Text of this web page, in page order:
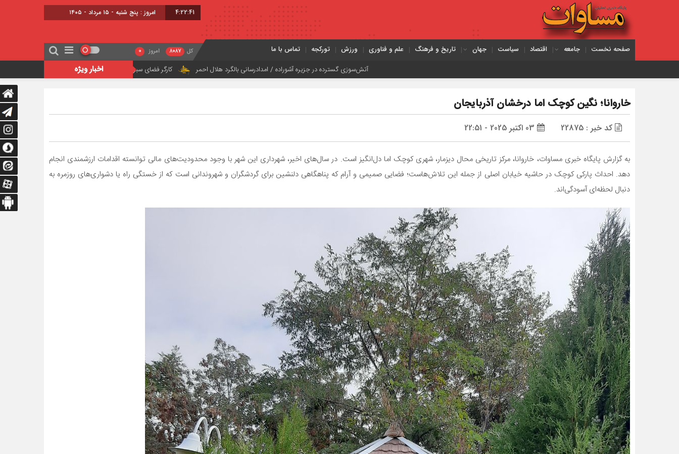
4:22:43 برابر با : 22 - صفر - 1448
صفحه نخست جامعه اقتصاد سیاست جهان تاریخ و فرهنگ علم و فناوری ورزش تورکجه تماس با ما کل 8087 امروز 0
اخبار ویژه آتش‌سوزی گسترده در جزیره آشوراده / امدادرسانی بالگرد هلال احمر کارگر فضای سبز شهرداری تبریز حین انجام وظیفه جان باخت یک فرد مشکوک مسلح در زمین گلف دونالد ترامپ
خاروانا؛ نگین کوچک اما درخشان آذربایجان
کد خبر : 22875
به گزارش پایگاه خبری مساوات، خاروانا، مرکز تاریخی محال دیزمار، شهری کوچک اما دل‌انگیز است. در سال‌های اخیر، شهرداری این شهر با وجود محدودیت‌های مالی توانسته اقدامات ارزشمندی انجام
دهد. احداث پارکی کوچک در حاشیه خیابان اصلی از جمله این تلاش‌هاست؛ فضایی صمیمی و آرام که پناهگاهی دلنشین برای گردشگران و شهروندانی است که از خستگی راه یا دشواری‌های روزمره به
دنبال لحظه‌ای آسودگی‌اند.